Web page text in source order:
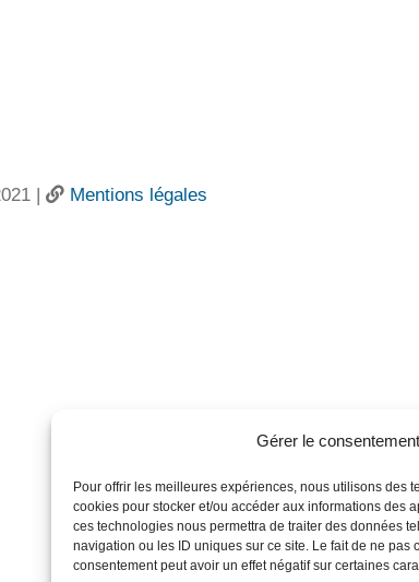
Gérer le consentement
Pour offrir les meilleures expériences, nous utilisons des
cookies pour stocker et/ou accéder aux informations des
ces technologies nous permettra de traiter des données
navigation ou les ID uniques sur ce site. Le fait de ne pas
consentement peut avoir un effet négatif sur certaines
| Mentions légales